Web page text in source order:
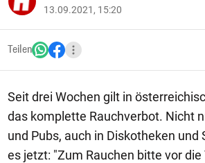
13.09.2021, 15:20
Teilen
Seit drei Wochen gilt in
das komplette Rauchverbot. Nicht
und Pubs, auch in Diskotheken und
es jetzt: "Zum Rauchen bitte vor die